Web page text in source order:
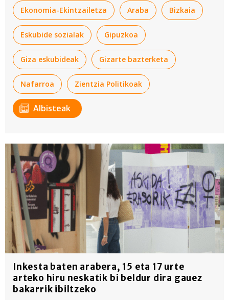
Ekonomia-Ekintzailetza Araba Bizkaia
Eskubide sozialak Gipuzkoa
Giza eskubideak Gizarte bazterketa
Nafarroa Zientzia Politikoak
Albisteak
Inkesta baten arabera, 15 eta 17 urte
arteko hiru neskatik bi beldur dira gauez
bakarrik ibiltzeko